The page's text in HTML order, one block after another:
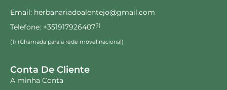
Email: herbanariadoalentejo@gmail.com
Telefone: +351917926407(1)
(1) (Chamada para a rede móvel nacional)
Conta De Cliente
A minha Conta